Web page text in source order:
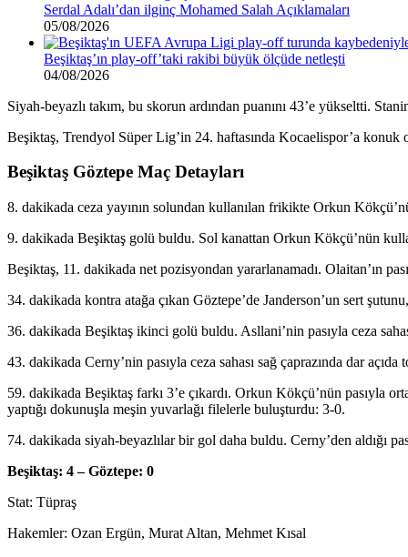
Serdal Adalı’dan ilginç Mohamed Salah Açıklamaları
05/08/2026
Beşiktaş’ın play-off’taki rakibi büyük ölçüde netleşti
04/08/2026
Siyah-beyazlı takım, bu skorun ardından puanını 43’e yükseltti.
Beşiktaş, Trendyol Süper Lig’in 24. haftasında Kocaelispor’a
Beşiktaş Göztepe Maç Detayları
8. dakikada ceza yayının solundan kullanılan frikikte Orkun
9. dakikada Beşiktaş golü buldu. Sol kanattan Orkun Kökçü’nün
Beşiktaş, 11. dakikada net pozisyondan yararlanamadı. Olaitan’ın
34. dakikada kontra atağa çıkan Göztepe’de Janderson’un sert
36. dakikada Beşiktaş ikinci golü buldu. Asllani’nin pasıyla ceza
43. dakikada Cerny’nin pasıyla ceza sahası sağ çaprazında dar
59. dakikada Beşiktaş farkı 3’e çıkardı. Orkun Kökçü’nün pasıyla
yaptığı dokunuşla meşin yuvarlağı filelerle buluşturdu: 3-0.
74. dakikada siyah-beyazlılar bir gol daha buldu. Cerny’den aldığı
Beşiktaş: 4 – Göztepe: 0
Stat: Tüpraş
Hakemler: Ozan Ergün, Murat Altan, Mehmet Kısal